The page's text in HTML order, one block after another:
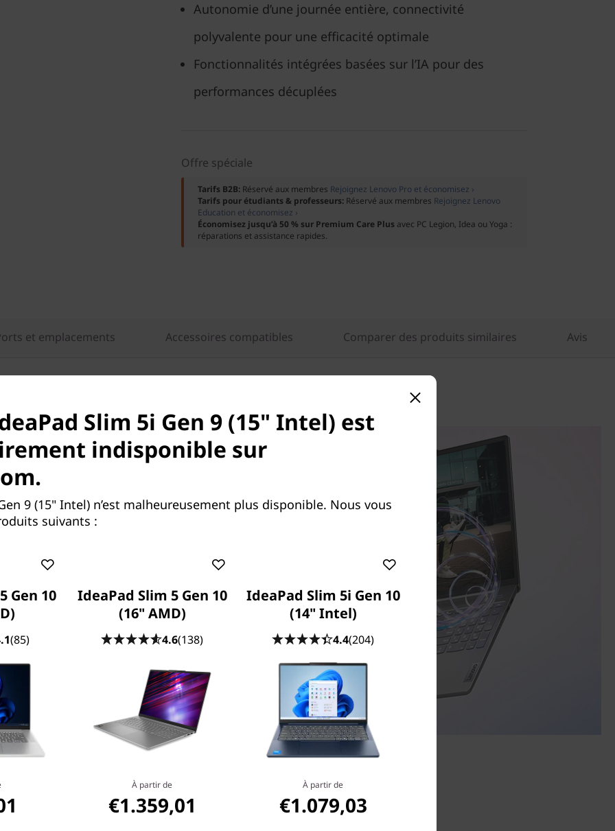
Autonomie d’une journée entière, connectivité
polyvalente pour une efficacité optimale
Fonctionnalités intégrées basées sur l’IA pour des
performances décuplées
Offre spéciale
Tarifs B2B: Réservé aux membres Rejoignez Lenovo Pro et économisez ›
Tarifs pour étudiants & professeurs: Réservé aux membres Rejoignez Lenovo
Education et économisez ›
Économisez jusqu’à 50 % sur Premium Care Plus avec PC Legion, Idea ou Yoga :
réparations et assistance rapides.
et emplacements Accessoires compatibles Comparer des produits similaires Avis
supérieure
entre l’image et le son sur
Lenovo IdeaPad Slim 5i
où chaque détail
en façade certifiés
son d’une grande
données sensibles ou le
netteté impeccable sur
La technologie Super
la pixellisation et les
oculaire avec la
Light.
Slim 5i Gen 9 (15" Intel) est
indisponible sur
9 (15" Intel) n’est malheureusement plus disponible. Nous vous
suivants :
Gen 10
(85)
IdeaPad Slim 5 Gen 10
(16" AMD)
4.6(138)
À partir de
€1.359,01
IdeaPad Slim 5i Gen 10
(14" Intel)
4.4(204)
À partir de
€1.079,03